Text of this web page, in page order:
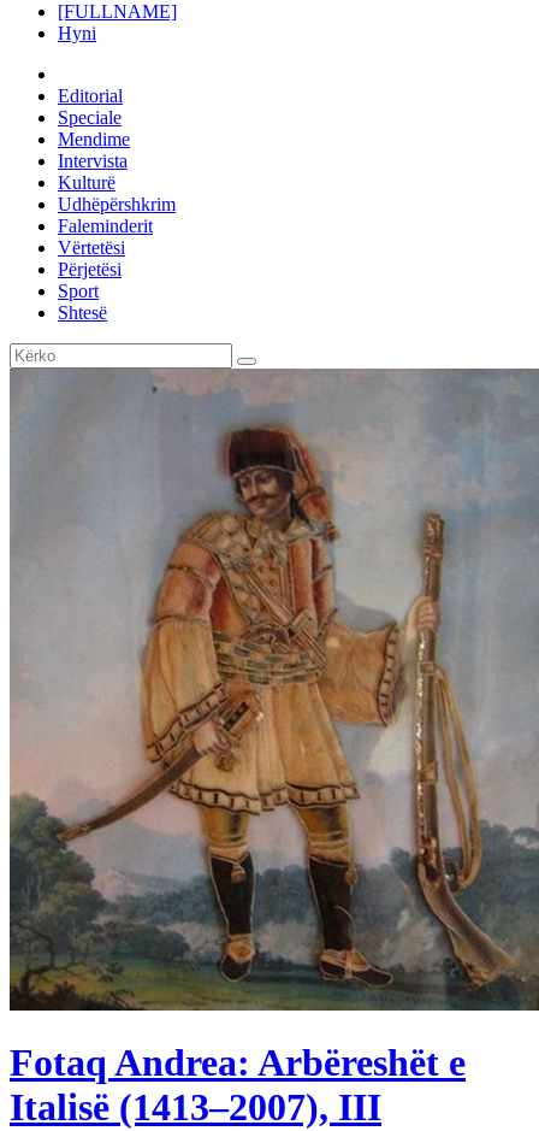
[FULLNAME]
Hyni
Editorial
Speciale
Mendime
Intervista
Kulturë
Udhëpërshkrim
Faleminderit
Vërtetësi
Përjetësi
Sport
Shtesë
Fotaq Andrea: Arbëreshët e
Italisë (1413–2007), III